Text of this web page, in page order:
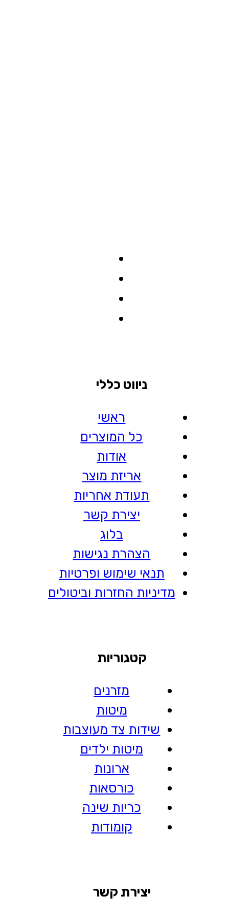
ניווט כללי
ראשי
כל המוצרים
אודות
אריזת מוצר
תעודת אחריות
יצירת קשר
בלוג
הצהרת נגישות
תנאי שימוש ופרטיות
מדיניות החזרות וביטולים
קטגוריות
מזרנים
מיטות
שידות צד מעוצבות
מיטות ילדים
ארונות
כורסאות
כריות שינה
קומודות
יצירת קשר